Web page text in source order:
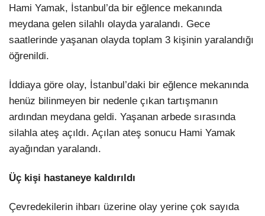
Instagram
Pinterest
Dribbble
Hami Yamak, İstanbul’da bir eğlence mekanında
meydana gelen silahlı olayda yaralandı. Gece
saatlerinde yaşanan olayda toplam 3 kişinin yaralandığı
öğrenildi.
İddiaya göre olay, İstanbul’daki bir eğlence mekanında
henüz bilinmeyen bir nedenle çıkan tartışmanın
ardından meydana geldi. Yaşanan arbede sırasında
silahla ateş açıldı. Açılan ateş sonucu Hami Yamak
ayağından yaralandı.
Üç kişi hastaneye kaldırıldı
Çevredekilerin ihbarı üzerine olay yerine çok sayıda